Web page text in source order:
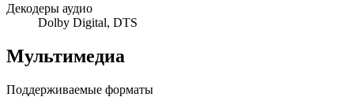
Декодеры аудио
Dolby Digital, DTS
Мультимедиа
Поддерживаемые форматы